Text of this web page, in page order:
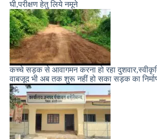
घी,परीक्षण हेतु लिये नमूने
कच्चे सड़क से आवागमन करना हो रहा
वाबजूद भी अब तक शुरू नहीं हो सका सड़क का